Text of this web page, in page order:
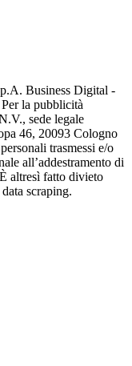
Business Digital -
la pubblicità
sede legale
46, 20093 Cologno
trasmessi e/o
all’addestramento di
altresì fatto divieto
scraping.